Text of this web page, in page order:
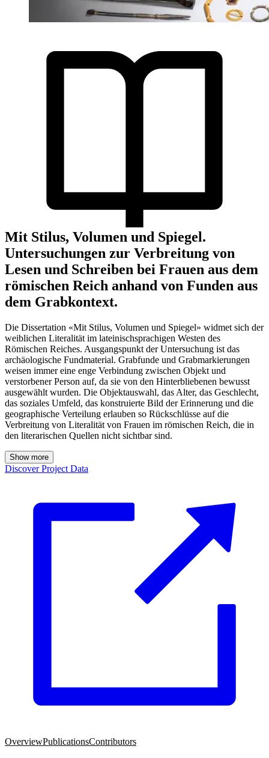
Mit Stilus, Volumen und Spiegel.
Untersuchungen zur Verbreitung von
Lesen und Schreiben bei Frauen aus dem
römischen Reich anhand von Funden aus
dem Grabkontext.
Die Dissertation «Mit Stilus, Volumen und Spiegel» widmet sich der
weiblichen Literalität im lateinischsprachigen Westen des
Römischen Reiches. Ausgangspunkt der Untersuchung ist das
archäologische Fundmaterial. Grabfunde und Grabmarkierungen
weisen immer eine enge Verbindung zwischen Objekt und
verstorbener Person auf, da sie von den Hinterbliebenen bewusst
ausgewählt wurden. Die Objektauswahl, das Alter, das Geschlecht,
das soziales Umfeld, das konstruierte Bild der Erinnerung und die
geographische Verteilung erlauben so Rückschlüsse auf die
Verbreitung von Literalität von Frauen im römischen Reich, die in
den literarischen Quellen nicht sichtbar sind.
Show more
Discover Project Data
OverviewPublicationsContributors